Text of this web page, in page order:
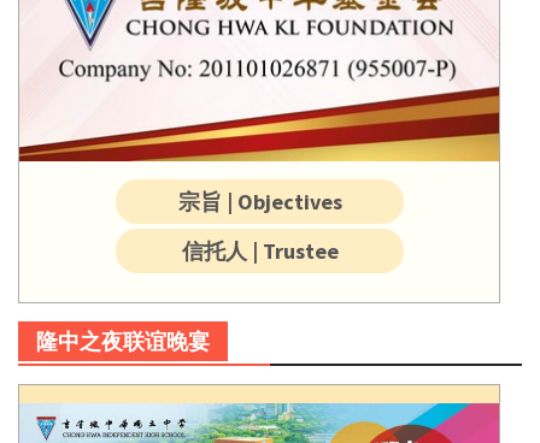
宗旨 | Objectives
信托人 | Trustee
隆中之夜联谊晚宴